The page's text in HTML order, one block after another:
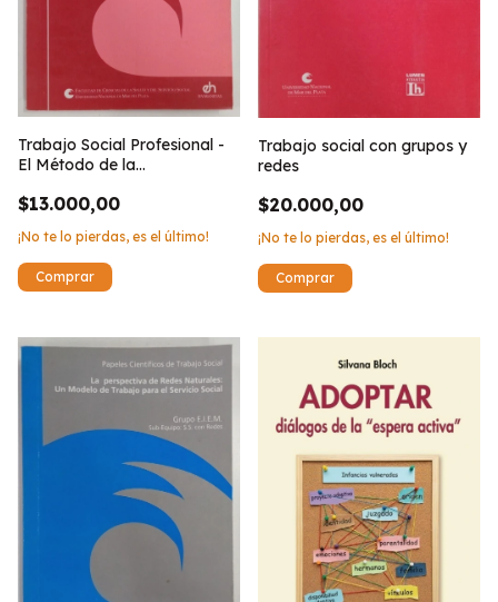
Trabajo Social Profesional -
El Método de la
$13.000,00
¡No te lo pierdas, es el último!
Trabajo social con grupos y
redes
$20.000,00
¡No te lo pierdas, es el último!